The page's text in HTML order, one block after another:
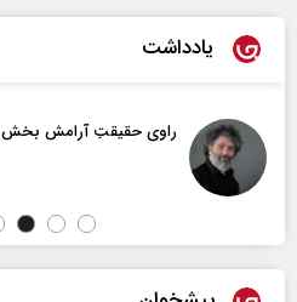
یادداشت
راوی حقیقتِ آرامش‌ بخش